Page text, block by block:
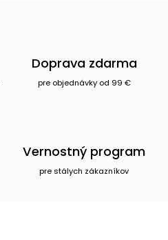
Doprava zdarma
pre objednávky od 99 €
Vernostný program
pre stálych zákazníkov